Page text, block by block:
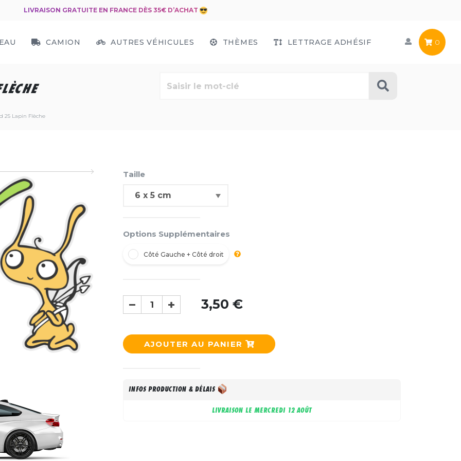
LIVRAISON GRATUITE EN FRANCE DÈS 35€ D’ACHAT
CAMION AUTRES VÉHICULES THÈMES LETTRAGE ADHÉSIF 0
25 Lapin Flèche
Taille
Options Supplémentaires
Côté Gauche + Côté droit
3,50 €
AJOUTER AU PANIER
INFOS PRODUCTION & DÉLAIS
LIVRAISON LE MERCREDI 12 AOÛT